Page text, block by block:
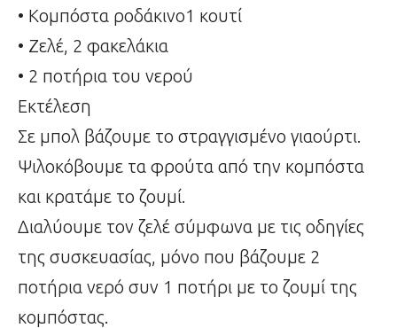
• Κομπόστα ροδάκινο1 κουτί
• Ζελέ, 2 φακελάκια
• 2 ποτήρια του νερού
Εκτέλεση
Σε μπολ βάζουμε το στραγγισμένο γιαούρτι.
Ψιλοκόβουμε τα φρούτα από την κομπόστα
και κρατάμε το ζουμί.
Διαλύουμε τον ζελέ σύμφωνα με τις οδηγίες
της συσκευασίας, μόνο που βάζουμε 2
ποτήρια νερό συν 1 ποτήρι με το ζουμί της
κομπόστας.